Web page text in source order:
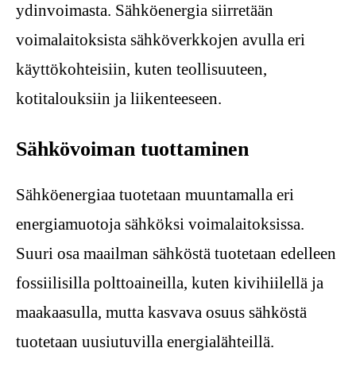
ydinvoimasta. Sähköenergia siirretään
voimalaitoksista sähköverkkojen avulla eri
käyttökohteisiin, kuten teollisuuteen,
kotitalouksiin ja liikenteeseen.
Sähkövoiman tuottaminen
Sähköenergiaa tuotetaan muuntamalla eri
energiamuotoja sähköksi voimalaitoksissa.
Suuri osa maailman sähköstä tuotetaan edelleen
fossiilisilla polttoaineilla, kuten kivihiilellä ja
maakaasulla, mutta kasvava osuus sähköstä
tuotetaan uusiutuvilla energialähteillä.